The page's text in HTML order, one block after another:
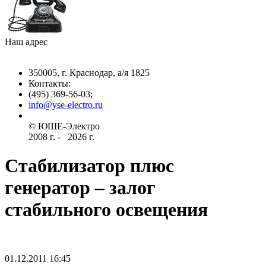
Наш адрес
350005, г. Краснодар, а/я 1825
Контакты: ­
(495) 369-56-03;
info@yse-electro.ru­
© ЮШЕ-Эл­ектро ­
2008 г­. - ­ ­­­­­
2026 г.
Стабилизатор плюс
генератор – залог
стабильного освещения
01.12.2011 16:45